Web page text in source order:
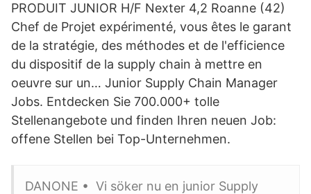
PRODUIT JUNIOR H/F Nexter 4,2 Roanne (42)
Chef de Projet expérimenté, vous êtes le garant
de la stratégie, des méthodes et de l'efficience
du dispositif de la supply chain à mettre en
oeuvre sur un… Junior Supply Chain Manager
Jobs. Entdecken Sie 700.000+ tolle
Stellenangebote und finden Ihren neuen Job:
offene Stellen bei Top-Unternehmen.
DANONE • Vi söker nu en junior Supply